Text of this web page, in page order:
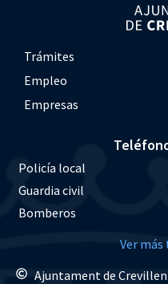
Trámites
Empleo
Empresas
Policía local
Guardia civil
Bomberos
Ver
Ajuntament de